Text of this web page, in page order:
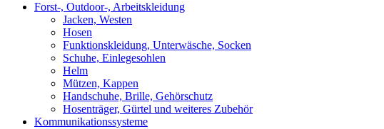
Forst-, Outdoor-, Arbeitskleidung
Jacken, Westen
Hosen
Funktionskleidung, Unterwäsche, Socken
Schuhe, Einlegesohlen
Helm
Mützen, Kappen
Handschuhe, Brille, Gehörschutz
Hosenträger, Gürtel und weiteres Zubehör
Kommunikationssysteme